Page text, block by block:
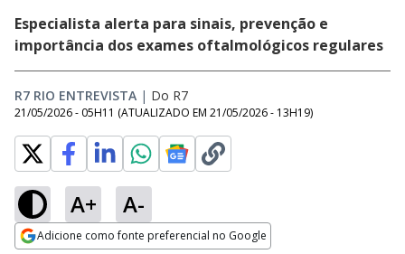
Especialista alerta para sinais, prevenção e
importância dos exames oftalmológicos regulares
R7 RIO ENTREVISTA | Do R7
21/05/2026 - 05H11 (ATUALIZADO EM 21/05/2026 - 13H19)
A+ A-
Adicione como fonte preferencial no Google
Ativar
Loaded:
4.81%